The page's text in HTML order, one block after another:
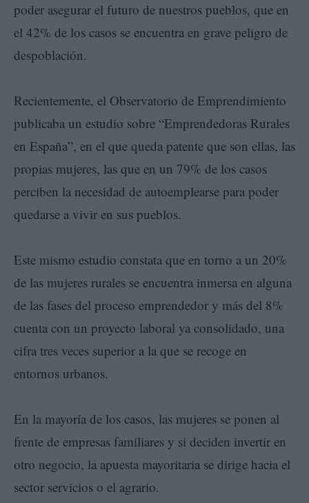
poder asegurar el futuro de nuestros pueblos, que en
el 42% de los casos se encuentra en grave peligro de
despoblación.
Recientemente, el Observatorio de Emprendimiento
publicaba un estudio sobre “Emprendedoras Rurales
en España”, en el que queda patente que son ellas, las
propias mujeres, las que en un 79% de los casos
perciben la necesidad de autoemplearse para poder
quedarse a vivir en sus pueblos.
Este mismo estudio constata que en torno a un 20%
de las mujeres rurales se encuentra inmersa en alguna
de las fases del proceso emprendedor y más del 8%
cuenta con un proyecto laboral ya consolidado, una
cifra tres veces superior a la que se recoge en
entornos urbanos.
En la mayoría de los casos, las mujeres se ponen al
frente de empresas familiares y si deciden invertir en
otro negocio, la apuesta mayoritaria se dirige hacia el
sector servicios o el agrario.